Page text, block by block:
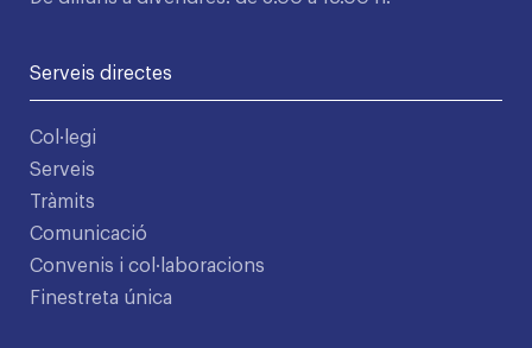
Serveis directes
Col·legi
Serveis
Tràmits
Comunicació
Convenis i col·laboracions
Finestreta única